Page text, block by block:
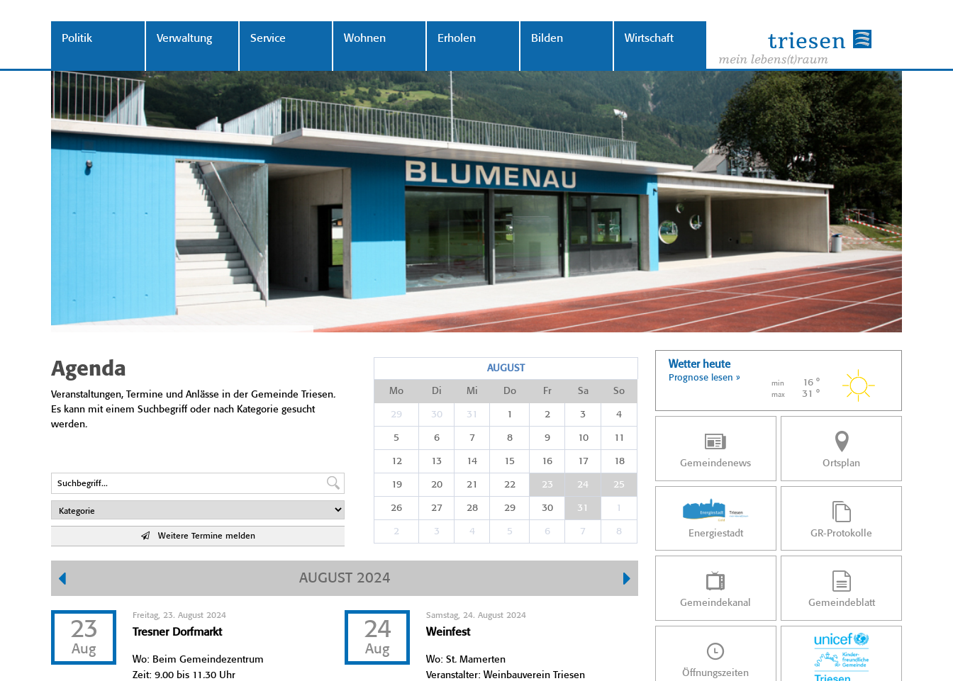
Politik Verwaltung Service Wohnen Erholen Bilden Wirtschaft
Agenda
Veranstaltungen, Termine und Anlässe in der Gemeinde Triesen.
Es kann mit einem Suchbegriff oder nach Kategorie gesucht
werden.
Weitere Termine melden
AUGUST
Mo Di Mi Do Fr Sa So
29 30 31 1 2 3 4
5 6 7 8 9 10 11
12 13 14 15 16 17 18
19 20 21 22 23 24 25
26 27 28 29 30 31 1
2 3 4 5 6 7 8
AUGUST 2024
23
Aug
Freitag, 23. August 2024
Tresner Dorfmarkt
Wo: Beim Gemeindezentrum
Zeit: 9.00 bis 11.30 Uhr
24
Aug
Samstag, 24. August 2024
Weinfest
Wo: St. Mamerten
Veranstalter: Weinbauverein Triesen
Wetter heute
Prognose lesen »
min 16 °
max 31 °
Gemeindenews Ortsplan
Energiestadt GR-Protokolle
Gemeindekanal Gemeindeblatt
Öffnungszeiten